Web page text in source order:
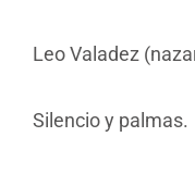
Leo Valadez
Silencio y palmas.